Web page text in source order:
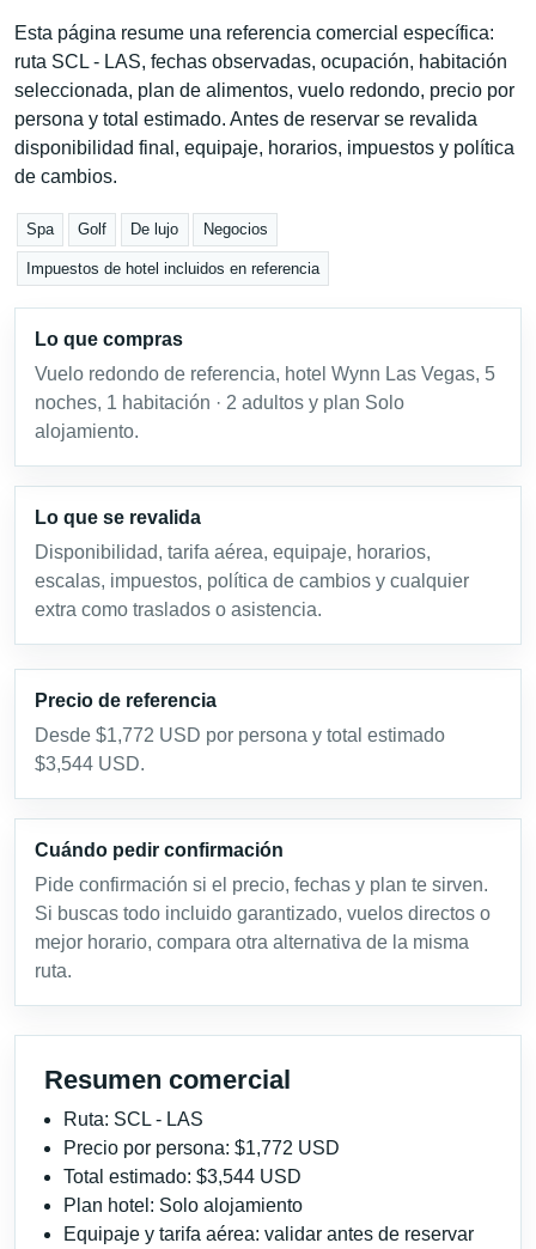
Esta página resume una referencia comercial específica:
ruta SCL - LAS, fechas observadas, ocupación, habitación
seleccionada, plan de alimentos, vuelo redondo, precio por
persona y total estimado. Antes de reservar se revalida
disponibilidad final, equipaje, horarios, impuestos y política
de cambios.
Spa Golf De lujo Negocios
Impuestos de hotel incluidos en referencia
Lo que compras
Vuelo redondo de referencia, hotel Wynn Las Vegas, 5
noches, 1 habitación · 2 adultos y plan Solo
alojamiento.
Lo que se revalida
Disponibilidad, tarifa aérea, equipaje, horarios,
escalas, impuestos, política de cambios y cualquier
extra como traslados o asistencia.
Precio de referencia
Desde $1,772 USD por persona y total estimado
$3,544 USD.
Cuándo pedir confirmación
Pide confirmación si el precio, fechas y plan te sirven.
Si buscas todo incluido garantizado, vuelos directos o
mejor horario, compara otra alternativa de la misma
ruta.
Resumen comercial
Ruta: SCL - LAS
Precio por persona: $1,772 USD
Total estimado: $3,544 USD
Plan hotel: Solo alojamiento
Equipaje y tarifa aérea: validar antes de reservar